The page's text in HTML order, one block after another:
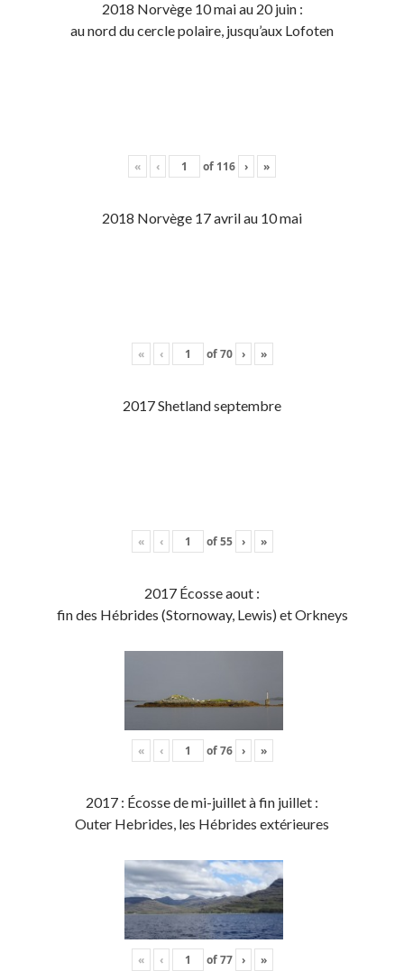
2018 Norvège 10 mai au 20 juin :
au nord du cercle polaire, jusqu’aux Lofoten
« ‹ of 116 › »
2018 Norvège 17 avril au 10 mai
« ‹ of70 › »
2017 Shetland septembre
« ‹ of55 › »
2017 Écosse aout :
fin des Hébrides (Stornoway, Lewis) et Orkneys
« ‹ of76 › »
2017 : Écosse de mi-juillet à fin juillet :
Outer Hebrides, les Hébrides extérieures
« ‹ of77 › »